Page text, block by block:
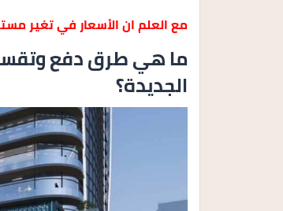
مع العلم ان الأسعار في تغير
ما هي طرق دفع وتقسيط
الجديدة؟